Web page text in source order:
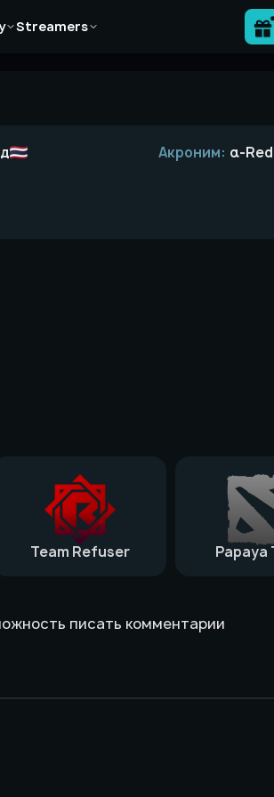
Streamers
Статьи
Акроним: α-Red
Team Refuser Papaya
писать комментарии